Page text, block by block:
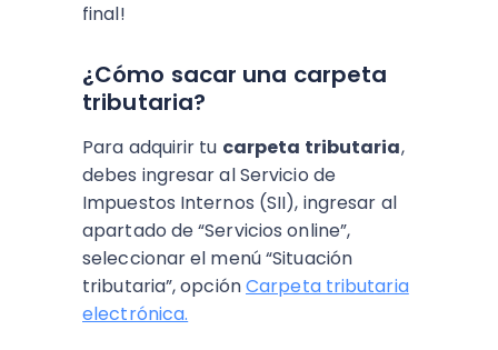
final!
¿Cómo sacar una carpeta
tributaria?
Para adquirir tu carpeta tributaria,
debes ingresar al Servicio de
Impuestos Internos (SII), ingresar al
apartado de “Servicios online”,
seleccionar el menú “Situación
tributaria”, opciónCarpeta tributaria
electrónica.